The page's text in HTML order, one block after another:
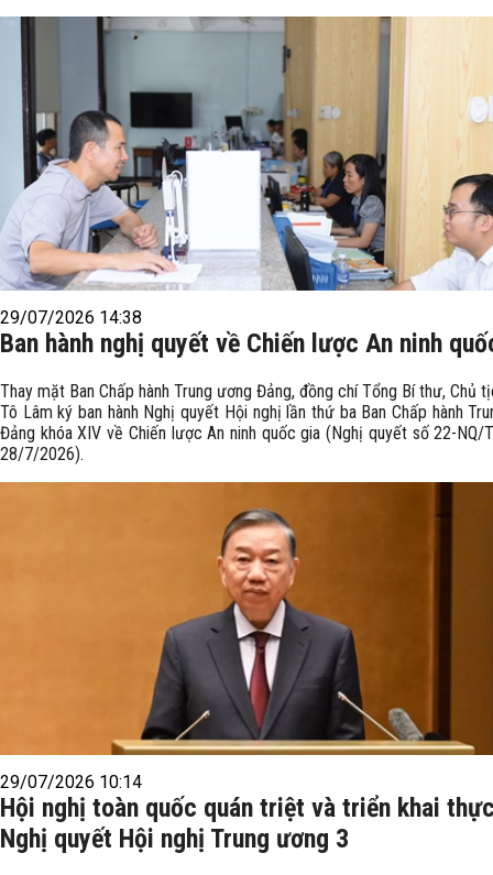
29/07/2026 14:38
Ban hành nghị quyết về Chiến lược An ninh
Thay mặt Ban Chấp hành Trung ương Đảng, đồng chí Tổng Bí thư, Chủ
Tô Lâm ký ban hành Nghị quyết Hội nghị lần thứ ba Ban Chấp hành
Đảng khóa XIV về Chiến lược An ninh quốc gia (Nghị quyết số 22-NQ/
28/7/2026).
29/07/2026 10:14
Hội nghị toàn quốc quán triệt và triển khai
Nghị quyết Hội nghị Trung ương 3